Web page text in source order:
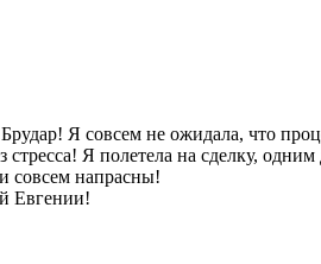
Я совсем не ожидала, что
стресса! Я полетела на сделку,
совсем напрасны!
Евгении!